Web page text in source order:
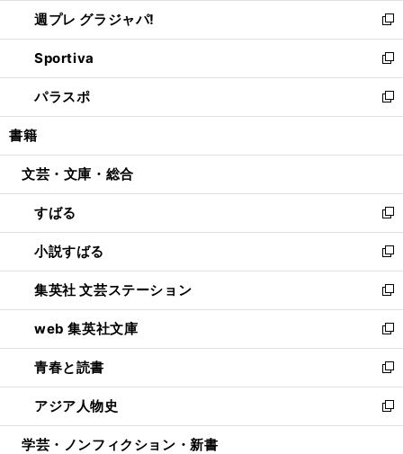
く
で
開
く
ィ
ン
ド
ウ
で
開
し
い
ウ
ィ
ン
ド
ウ
開
週プレ グラジャパ!
新
し
い
ウ
ィ
ン
ウ
開
く
Sportiva
新
し
い
ウ
ン
ウ
で
開
く
パラスポ
新
し
ウ
ン
ド
ウ
で
開
く
書籍
文芸・文庫・総合
すばる
新
し
い
ウ
ィ
ン
ド
ウ
で
開
く
小説すばる
新
し
い
ウ
ィ
ン
ド
ウ
で
開
集英社 文芸ステーション
新
し
い
ウ
ィ
ン
ド
ウ
web 集英社文庫
新
し
い
ウ
ィ
ン
青春と読書
新
し
い
ウ
アジア人物史
新
し
学芸・ノンフィクション・新書